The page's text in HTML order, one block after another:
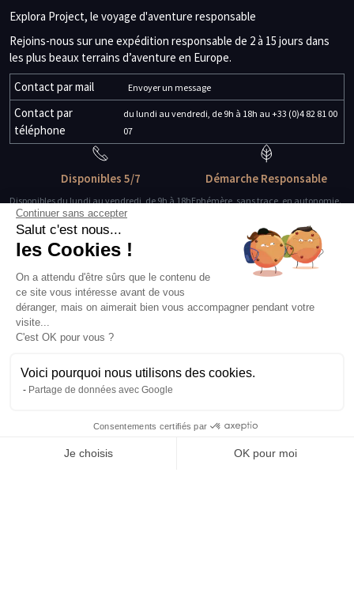
Explora Project, le voyage d'aventure responsable
Rejoins-nous sur une expédition responsable de 2 à 15 jours dans
les plus beaux terrains d’aventure en Europe.
Contact par mail
Envoyer un message
Contact par
téléphone
du lundi au vendredi, de 9h à 18h au +33 (0)4 82 81 00
07
Disponibles 5/7
Disponibles du lundi au vendredi, de 9h à 18h
Des guides-explorateurs
Démarche Responsable
Ephémère, sans trace, en autonomie.
Matériel de qualité
Testé, éprouvé, certifié.
À propos
Conditions générales de vente
Conditions générales d'utilisation
Services
Continuer sans accepter
Salut c'est nous...
les Cookies !
On a attendu d'être sûrs que le contenu de
ce site vous intéresse avant de vous
déranger, mais on aimerait bien vous accompagner pendant votre
visite...
C'est OK pour vous ?
Voici pourquoi nous utilisons des cookies.
Partage de données avec Google
Consentements certifiés par
Je choisis
OK pour moi